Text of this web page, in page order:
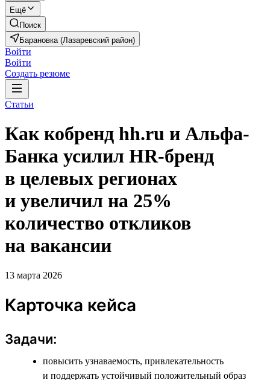
Ещё
Поиск
Барановка (Лазаревский район)
Войти
Войти
Создать резюме
Статьи
Как кобренд hh.ru и Альфа-
Банка усилил HR-бренд
в целевых регионах
и увеличил на 25%
количество откликов
на вакансии
13 марта 2026
Карточка кейса
Задачи:
повысить узнаваемость, привлекательность
и поддержать устойчивый положительный образ